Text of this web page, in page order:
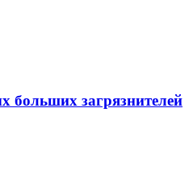
больших загрязнителей